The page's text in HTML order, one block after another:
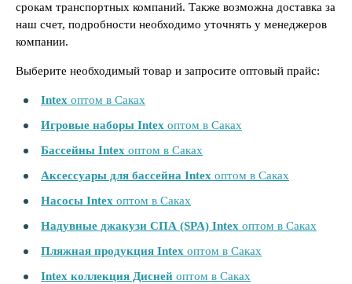
срокам транспортных компаний. Также возможна доставка за
наш счет, подробности необходимо уточнять у менеджеров
компании.
Выберите необходимый товар и запросите оптовый прайс:
Intex оптом в Саках
Игровые наборы Intex оптом в Саках
Бассейны Intex оптом в Саках
Аксессуары для бассейна Intex оптом в Саках
Насосы Intex оптом в Саках
Надувные джакузи СПА (SPA) Intex оптом в Саках
Пляжная продукция Intex оптом в Саках
Intex коллекция Дисней оптом в Саках